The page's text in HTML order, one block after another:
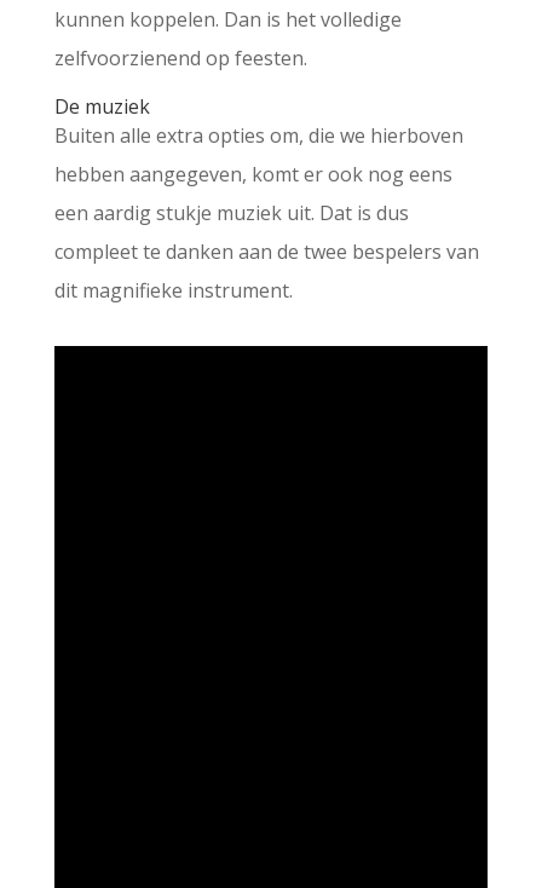
kunnen koppelen. Dan is het volledige
zelfvoorzienend op feesten.
De muziek
Buiten alle extra opties om, die we hierboven
hebben aangegeven, komt er ook nog eens
een aardig stukje muziek uit. Dat is dus
compleet te danken aan de twee bespelers van
dit magnifieke instrument.